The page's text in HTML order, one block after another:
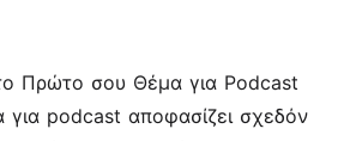
Πρώτο σου Θέμα για Podcast
podcast αποφασίζει σχεδόν